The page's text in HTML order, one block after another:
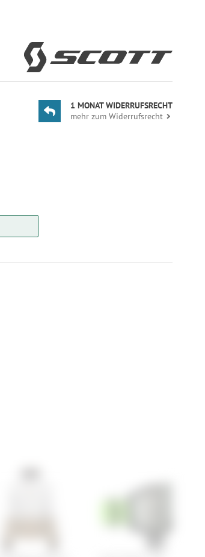
1 MONAT WIDERRUFSRECHT
mehr zum Widerrufsrecht